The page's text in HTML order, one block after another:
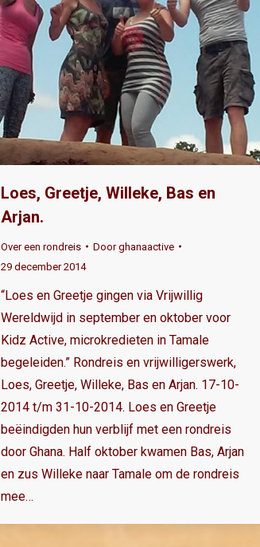
Loes, Greetje, Willeke, Bas en
Arjan.
Over een rondreis Doorghanaactive
29 december 2014
“Loes en Greetje gingen via Vrijwillig
Wereldwijd in september en oktober voor
Kidz Active, microkredieten in Tamale
begeleiden.” Rondreis en vrijwilligerswerk,
Loes, Greetje, Willeke, Bas en Arjan. 17-10-
2014 t/m 31-10-2014. Loes en Greetje
beëindigden hun verblijf met een rondreis
door Ghana. Half oktober kwamen Bas, Arjan
en zus Willeke naar Tamale om de rondreis
mee…